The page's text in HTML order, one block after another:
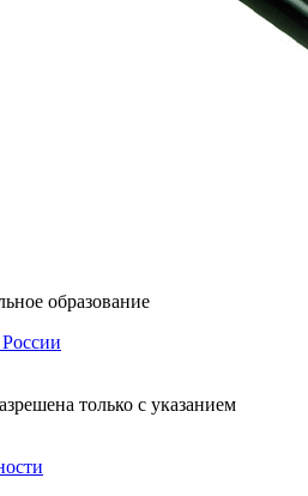
образование
только с указанием